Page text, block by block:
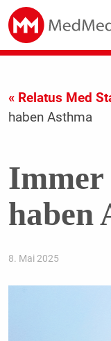
« Relatus Med
haben Asthma
haben
8. Mai 2025